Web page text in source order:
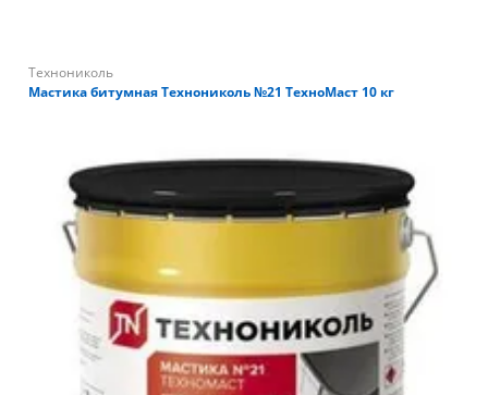
Технониколь
Мастика битумная Технониколь №21 ТехноМаст 10 кг